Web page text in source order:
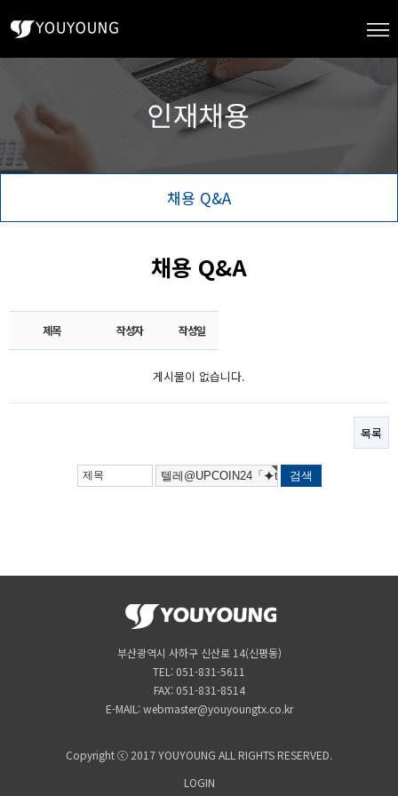
채용 Q&A
채용 Q&A
제목 작성자 작성일
게시물이 없습니다.
목록
부산광역시 사하구 신산로 14(신평동)
TEL: 051-831-5611
FAX: 051-831-8514
E-MAIL: webmaster@youyoungtx.co.kr
Copyright ⓒ 2017 YOUYOUNG ALL RIGHTS RESERVED.
LOGIN